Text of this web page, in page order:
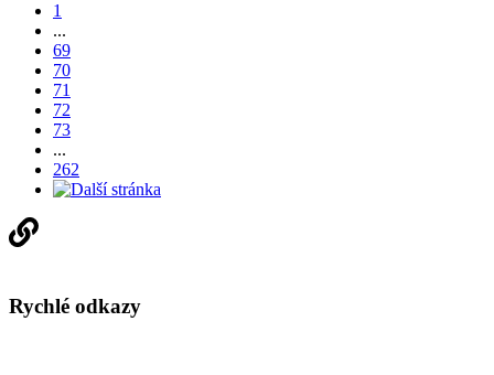
1
...
69
70
71
72
73
...
262
Rychlé odkazy